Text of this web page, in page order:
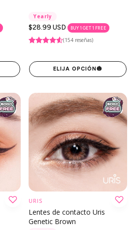
Yearly
Precio
regular
$28.99 USD BUY 1 GET 1 FREE
(154 reseñas)
ELIJA OPCIÓN🎃
URIS
Lentes de contacto Uris
Genetic Brown